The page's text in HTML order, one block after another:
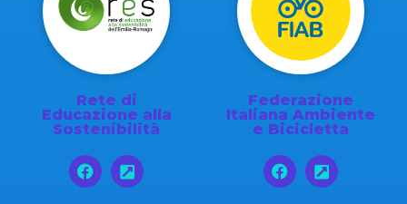
Rete di
Educazione alla
Sostenibilità
Federazione
Italiana Ambiente
e Bicicletta